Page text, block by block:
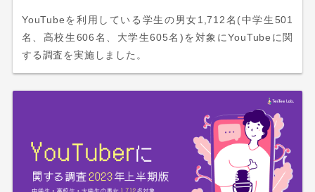
YouTubeを利用している学生の男女1,712名(中学生501
名、高校生606名、大学生605名)を対象にYouTubeに関
する調査を実施しました。